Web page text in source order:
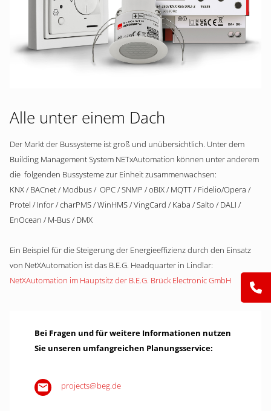
Alle unter einem Dach
Der Markt der Bussysteme ist groß und unübersichtlich. Unter dem
Building Management System NETxAutomation können unter anderem
die folgenden Bussysteme zur Einheit zusammenwachsen:
KNX / BACnet / Modbus / OPC / SNMP / oBIX / MQTT / Fidelio/Opera /
Protel / Infor / charPMS / WinHMS / VingCard / Kaba / Salto / DALI /
EnOcean / M-Bus / DMX
Ein Beispiel für die Steigerung der Energieeffizienz durch den Einsatz
von NetXAutomation ist das B.E.G. Headquarter in Lindlar:
NetXAutomation im Hauptsitz der B.E.G. Brück Electronic GmbH
Bei Fragen und für weitere Informationen nutzen
Sie unseren umfangreichen Planungsservice:
projects@beg.de